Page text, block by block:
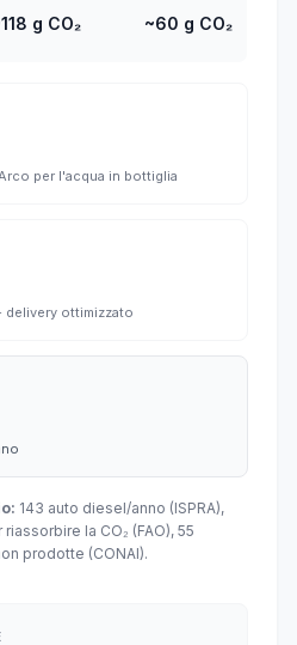
g CO₂ ~60 g CO₂
per l'acqua in bottiglia
delivery ottimizzato
143 auto diesel/anno (ISPRA),
la CO₂ (FAO), 55
prodotte (CONAI).